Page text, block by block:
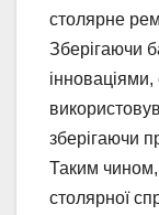
столярне
Зберігаючи
зберігаючи
Таким
столярної